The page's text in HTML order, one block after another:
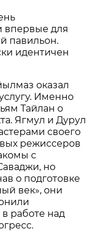
впервые для
павильон.
идентичен
оказал
Именно
Тайлан о
Ягмул и Дурул
своего
режиссеров
с
но
о подготовке
век», они
работе над